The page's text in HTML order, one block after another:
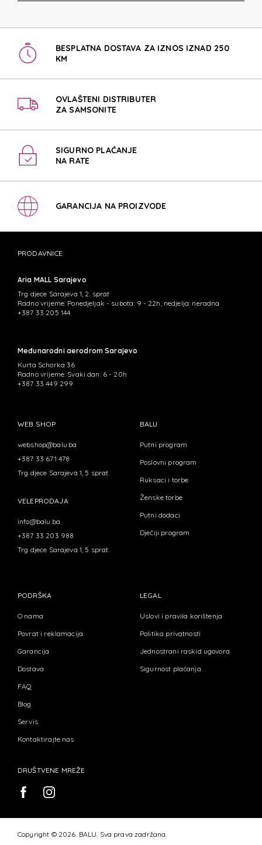
BESPLATNA DOSTAVA ZA IZNOS IZNAD 250
KM
OVLAŠTENI DISTRIBUTER
ZA SAMSONITE
SIGURNO PLAĆANJE
NA RATE
GARANCIJA NA PROIZVODE
PRODAVNICE
Aria MALL Sarajevo
Trg djece Sarajeva 1, 2. sprat
Radno vrijeme: Ponedjeljak - subota: 9 - 22h, nedjelja: neradna
+387 33 205 144
Međunarodni aerodrom Sarajevo
Kurta Schorka 36
Radno vrijeme: Svaki dan: 6 - 20h
+387 33 449 299
WEB SHOP
webshop@balu.ba
+387 33 671 478
Trg djece Sarajeva 1, 5 sprat.
VELEPRODAJA
info@balu.ba
+387 33 203 988
Trg djece Sarajeva 1, 5 sprat.
BALU
Putni program
Poslovni program
Ruksaci i torbe
Ženske torbe
Putni dodaci
Dječiji program
PODRŠKA
O nama
Povrat i reklamacija
Garancija
Dostava
FAQ
Blog
Servis
Kontaktirajte nas
LEGAL
Uslovi i pravila korištenja
Politika privatnosti
Jednostrani raskid ugovora
Sigurnost plaćanja
DRUŠTVENE MREŽE
Copyright © 2026. BALU. Sva prava zadržana.